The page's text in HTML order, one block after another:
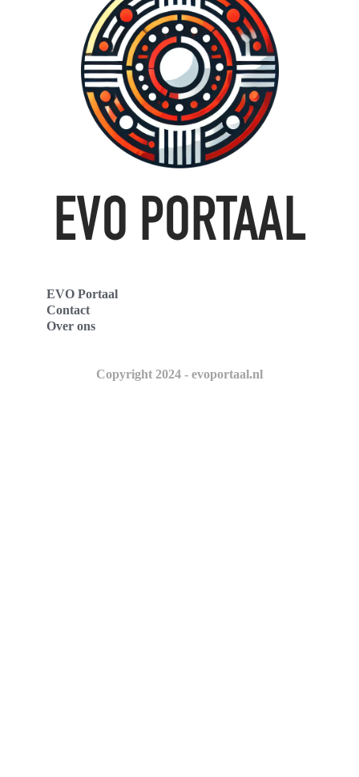
EVO Portaal
Contact
Over ons
Copyright 2024 - evoportaal.nl